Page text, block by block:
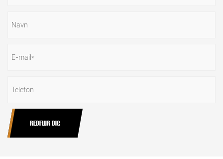
RÅDFØR DIG